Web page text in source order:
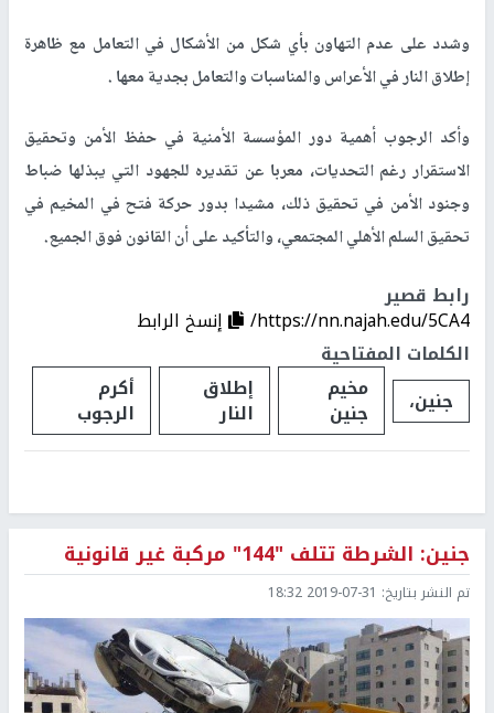
وشدد على عدم التهاون بأي شكل من الأشكال في التعامل مع ظاهرة
إطلاق النار في الأعراس والمناسبات والتعامل بجدية معها .
وأكد الرجوب أهمية دور المؤسسة الأمنية في حفظ الأمن وتحقيق
الاستقرار رغم التحديات، معربا عن تقديره للجهود التي يبذلها ضباط
وجنود الأمن في تحقيق ذلك، مشيدا بدور حركة فتح في المخيم في
تحقيق السلم الأهلي المجتمعي، والتأكيد على أن القانون فوق الجميع.
رابط قصير
https://nn.najah.edu/5CA4/
إنسخ الرابط
الكلمات المفتاحية
جنين،
مخيم
جنين
إطلاق
النار
أكرم
الرجوب
جنين: الشرطة تتلف "144" مركبة غير قانونية
تم النشر بتاريخ: 2019-07-31 18:32